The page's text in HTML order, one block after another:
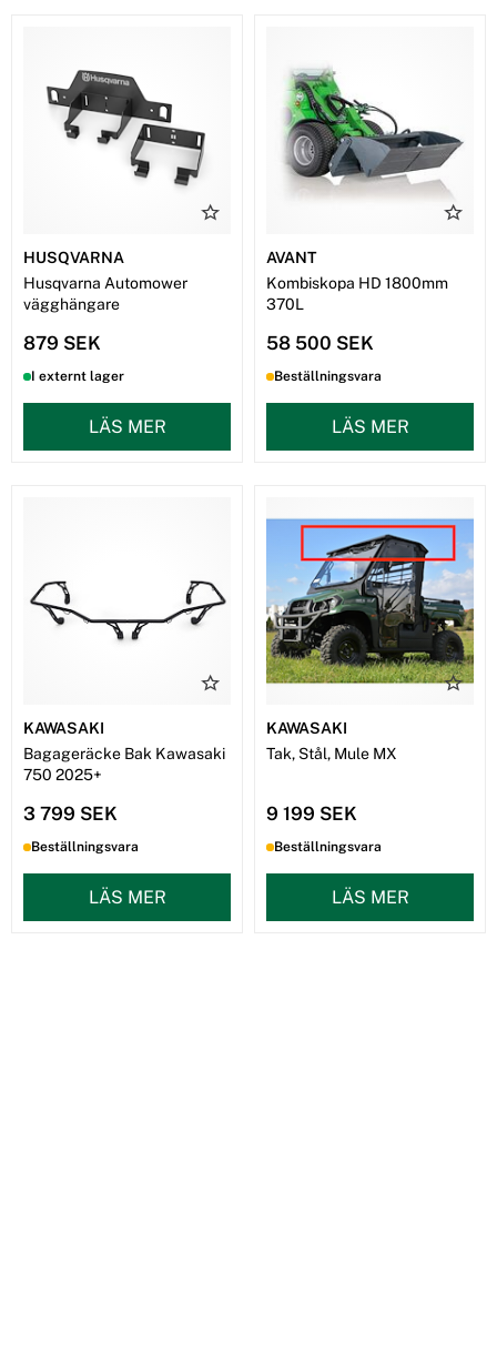
HUSQVARNA
Husqvarna Automower
vägghängare
879 SEK
I externt lager
LÄS MER
AVANT
Kombiskopa HD 1800mm
370L
58 500 SEK
Beställningsvara
LÄS MER
KAWASAKI
Bagageräcke Bak Kawasaki
750 2025+
3 799 SEK
Beställningsvara
LÄS MER
KAWASAKI
Tak, Stål, Mule MX
9 199 SEK
Beställningsvara
LÄS MER